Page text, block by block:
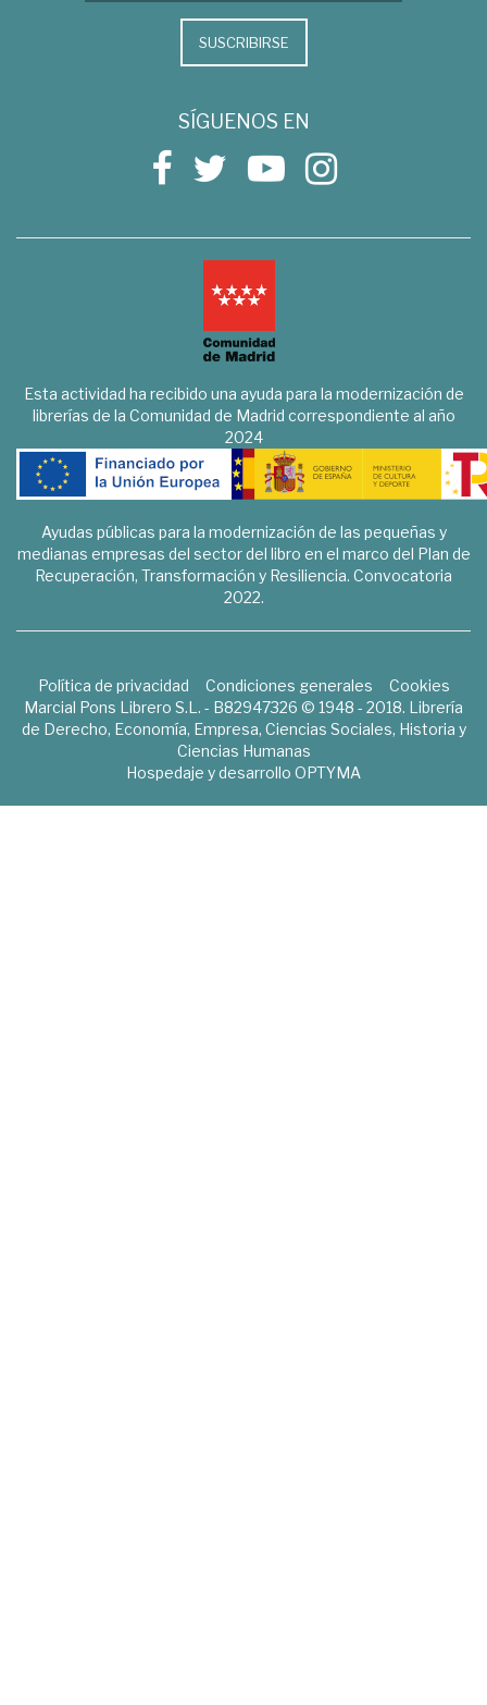
SUSCRIBIRSE
SÍGUENOS EN
Esta actividad ha recibido una ayuda para la modernización de
librerías de la Comunidad de Madrid correspondiente al año
2024
Ayudas públicas para la modernización de las pequeñas y
medianas empresas del sector del libro en el marco del Plan de
Recuperación, Transformación y Resiliencia. Convocatoria
2022.
Política de privacidad Condiciones generales
Cookies
Marcial Pons Librero S.L. - B82947326 © 1948 - 2018. Librería
de Derecho, Economía, Empresa, Ciencias Sociales, Historia y
Ciencias Humanas
Hospedaje y desarrollo OPTYMA